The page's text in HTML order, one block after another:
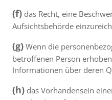
(f) das Recht, eine
Aufsichtsbehörde
(g) Wenn die
betroffenen Person
Informationen über deren
(h) das Vorhandensein